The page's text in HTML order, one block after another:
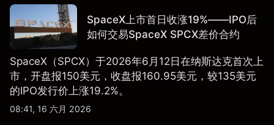
SpaceX上市首日收涨19%——IPO后
如何交易SpaceX SPCX差价合约
SpaceX（SPCX）于2026年6月12日在纳斯达克首次上
市，开盘报150美元，收盘报160.95美元，较135美元
的IPO发行价上涨19.2%。
08:41, 16 六月 2026